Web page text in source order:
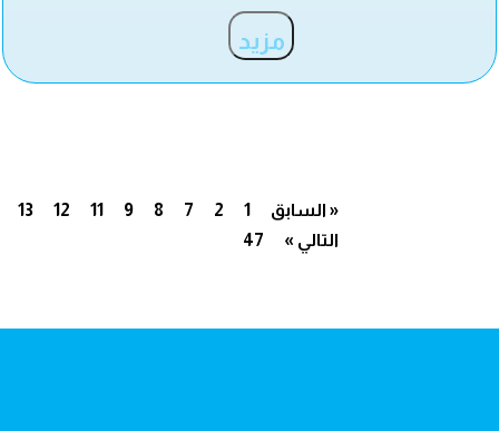
مزيد
« السابق 1
2
7
8
9
11
12
13
47
التالي »